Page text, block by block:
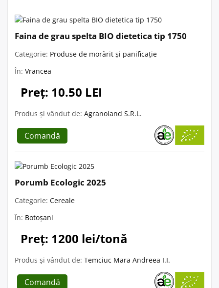
Faina de grau spelta BIO dietetica tip 1750
Categorie: Produse de morărit și panificație
În: Vrancea
Preț: 10.50 LEI
Produs și vândut de: Agranoland S.R.L.
Comandă
Porumb Ecologic 2025
Categorie: Cereale
În: Botoșani
Preț: 1200 lei/tonă
Produs și vândut de: Temciuc Mara Andreea I.I.
Comandă